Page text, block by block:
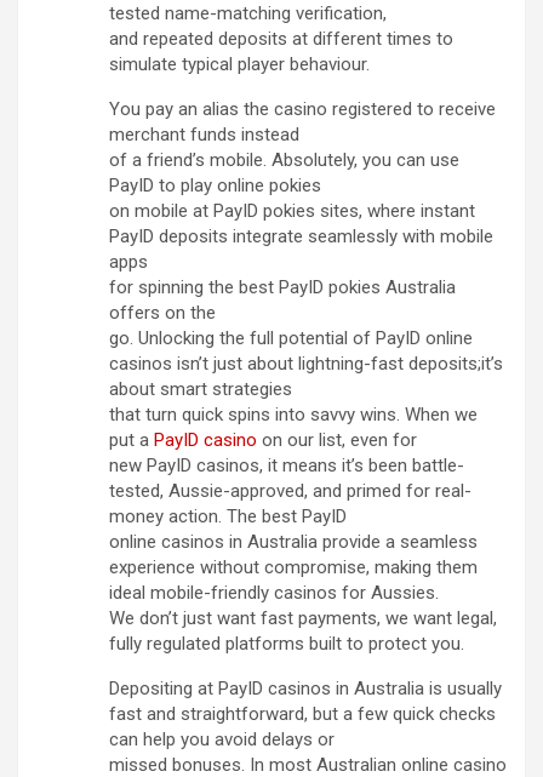
tested name-matching verification,
and repeated deposits at different times to
simulate typical player behaviour.
You pay an alias the casino registered to receive
merchant funds instead
of a friend’s mobile. Absolutely, you can use
PayID to play online pokies
on mobile at PayID pokies sites, where instant
PayID deposits integrate seamlessly with mobile
apps
for spinning the best PayID pokies Australia
offers on the
go. Unlocking the full potential of PayID online
casinos isn’t just about lightning-fast deposits;it’s
about smart strategies
that turn quick spins into savvy wins. When we
put a PayID casino on our list, even for
new PayID casinos, it means it’s been battle-
tested, Aussie-approved, and primed for real-
money action. The best PayID
online casinos in Australia provide a seamless
experience without compromise, making them
ideal mobile-friendly casinos for Aussies.
We don’t just want fast payments, we want legal,
fully regulated platforms built to protect you.
Depositing at PayID casinos in Australia is usually
fast and straightforward, but a few quick checks
can help you avoid delays or
missed bonuses. In most Australian online casino